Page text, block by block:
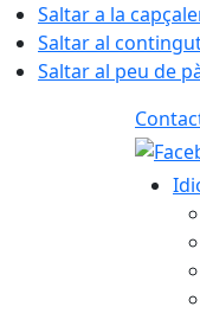
Saltar a la
Saltar al
Saltar al peu de